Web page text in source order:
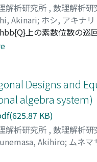
解析研究所 , 数理解析研
Akinari; ホシ, アキナリ
上の素数位数の巡
群Cpの変数の置換に
解をもつことが知られ
説を行うとともに, 論
Designs and
algebra system)
KB)
解析研究所 , 数理解析研
Akihiro; ムネマ